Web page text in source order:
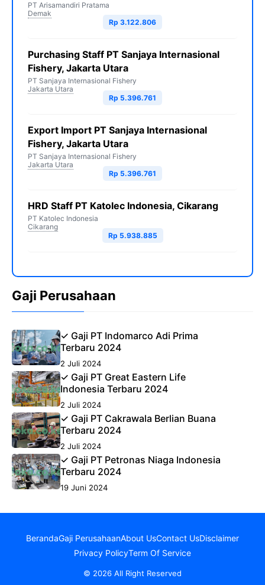
PT Arisamandiri Pratama
Demak
Rp 3.122.806
Purchasing Staff PT Sanjaya Internasional
Fishery, Jakarta Utara
PT Sanjaya Internasional Fishery
Jakarta Utara
Rp 5.396.761
Export Import PT Sanjaya Internasional
Fishery, Jakarta Utara
PT Sanjaya Internasional Fishery
Jakarta Utara
Rp 5.396.761
HRD Staff PT Katolec Indonesia, Cikarang
PT Katolec Indonesia
Cikarang
Rp 5.938.885
Gaji Perusahaan
✓ Gaji PT Indomarco Adi Prima
Terbaru 2024
2 Juli 2024
✓ Gaji PT Great Eastern Life
Indonesia Terbaru 2024
2 Juli 2024
✓ Gaji PT Cakrawala Berlian Buana
Terbaru 2024
2 Juli 2024
✓ Gaji PT Petronas Niaga Indonesia
Terbaru 2024
19 Juni 2024
BerandaGaji PerusahaanAbout UsContact UsDisclaimer
Privacy PolicyTerm Of Service
© 2026 All Right Reserved